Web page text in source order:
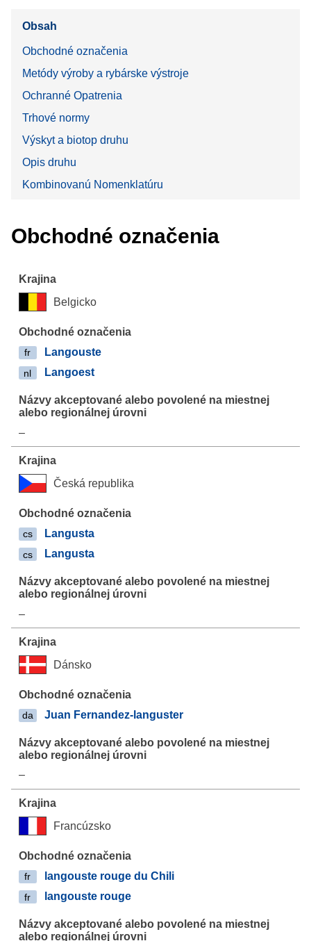
Obsah
Obchodné označenia
Metódy výroby a rybárske výstroje
Ochranné Opatrenia
Trhové normy
Výskyt a biotop druhu
Opis druhu
Kombinovanú Nomenklatúru
Obchodné označenia
Belgicko
fr Langouste
nl Langoest
–
Česká republika
cs Langusta
cs Langusta
–
Dánsko
da Juan Fernandez-languster
–
Francúzsko
fr langouste rouge du Chili
fr langouste rouge